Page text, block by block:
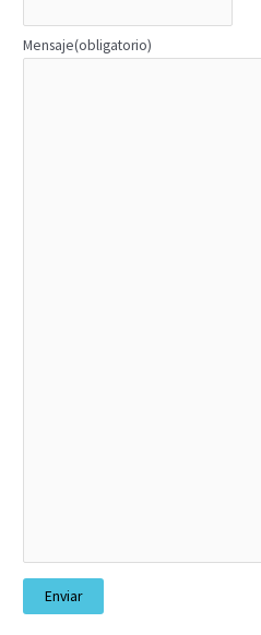
Mensaje(obligatorio)
Enviar